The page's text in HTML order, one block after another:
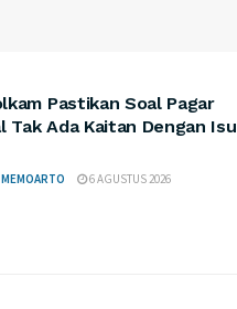
Pastikan Soal Pagar
Tak Ada Kaitan Dengan Isu
6 AGUSTUS 2026